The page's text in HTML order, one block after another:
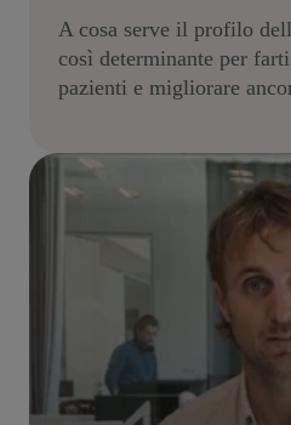
A cosa serve il profilo
così determinante per
pazienti e migliorare